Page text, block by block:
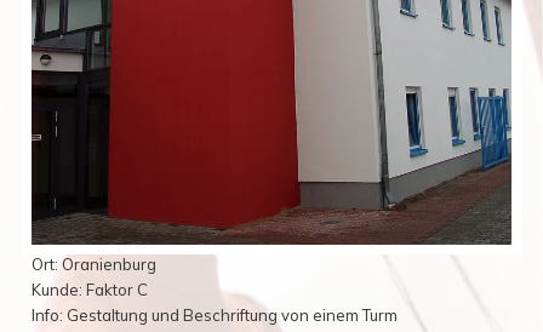
Ort: Oranienburg
Kunde: Faktor C
Info: Gestaltung und Beschriftung von einem Turm